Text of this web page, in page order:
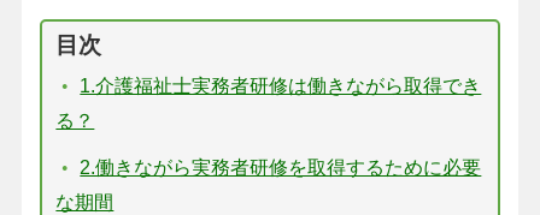
目次
1.介護福祉士実務者研修は働きながら取得でき
る？
2.働きながら実務者研修を取得するために必要
な期間